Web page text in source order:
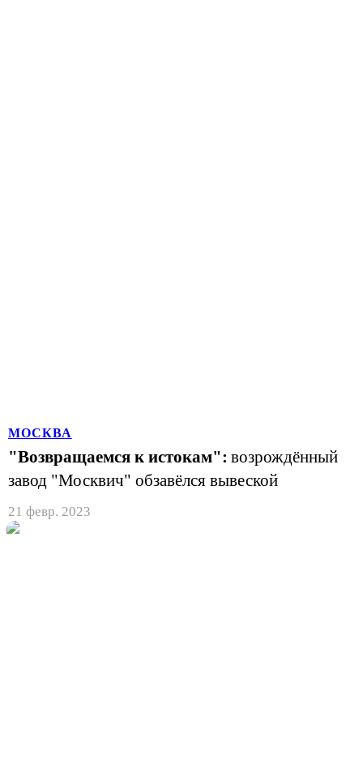
МОСКВА
"Возвращаемся к истокам": возрождённый
завод "Москвич" обзавёлся вывеской
21 февр. 2023